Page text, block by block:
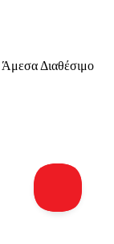
Άμεσα Διαθέσιμο